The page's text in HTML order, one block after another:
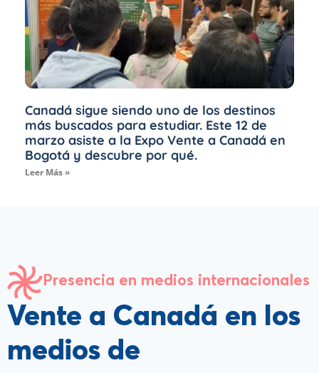
Canadá sigue siendo uno de los destinos
más buscados para estudiar. Este 12 de
marzo asiste a la Expo Vente a Canadá en
Bogotá y descubre por qué.
Leer Más »
Presencia en medios internacionales
Vente a Canadá en los
medios de